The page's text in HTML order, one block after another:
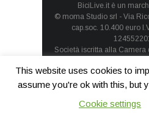
BiciLive.it è un
© moma Studio srl - Via
cap.soc. 10.400 euro
Società iscritta alla
socio
Privacy Policy-
Contatti
This website uses cookies to
assume you're ok with this, but
Cookie settings